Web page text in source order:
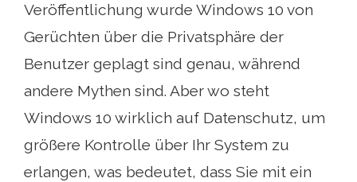
Veröffentlichung wurde Windows 10 von
Gerüchten über die Privatsphäre der
Benutzer geplagt sind genau, während
andere Mythen sind. Aber wo steht
Windows 10 wirklich auf Datenschutz, um
größere Kontrolle über Ihr System zu
erlangen, was bedeutet, dass Sie mit ein